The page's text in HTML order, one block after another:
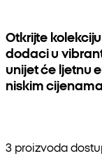
Otkrijte
dodaci u
unijet će ljetnu
niskim
3 proizvoda